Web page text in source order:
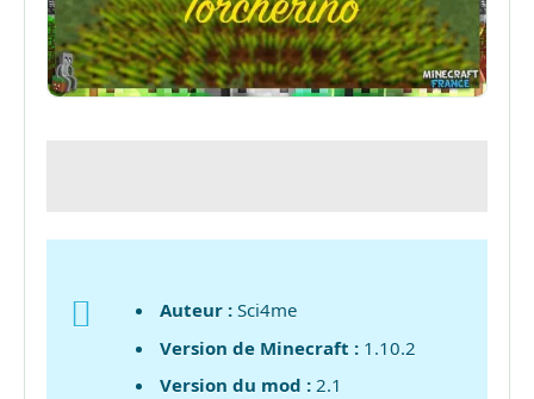
Auteur : Sci4me
Version de Minecraft : 1.10.2
Version du mod : 2.1